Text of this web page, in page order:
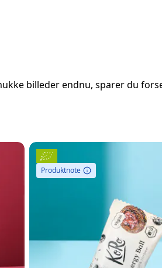
billeder endnu, sparer du
Produktnote